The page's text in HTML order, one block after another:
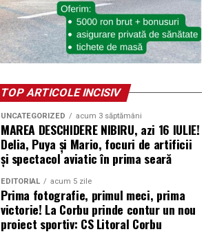
TOP ARTICOLE INCISIV
UNCATEGORIZED acum 3 săptămâni
MAREA DESCHIDERE NIBIRU, azi 16 IULIE!
Delia, Puya și Mario, focuri de artificii
și spectacol aviatic în prima seară
EDITORIAL acum 5 zile
Prima fotografie, primul meci, prima
victorie! La Corbu prinde contur un nou
proiect sportiv: CS Litoral Corbu